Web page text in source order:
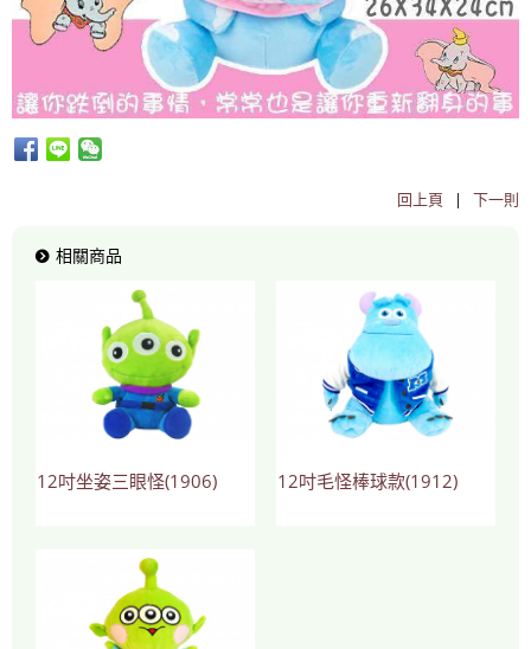
回上頁 | 下一則
相關商品
12吋坐姿三眼怪(1906) 12吋毛怪棒球款(1912)